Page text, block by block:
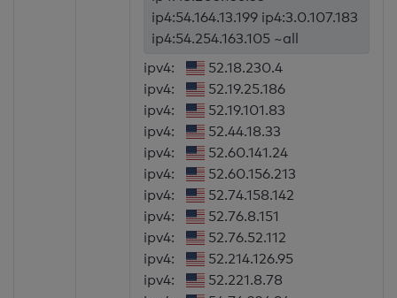
ip4:54.164.13.199 ip4:3.0.107.183
ip4:54.254.163.105 ~all
ipv4:
52.18.230.4
ipv4:
52.19.25.186
ipv4:
52.19.101.83
ipv4:
52.44.18.33
ipv4:
52.60.141.24
ipv4:
52.60.156.213
ipv4:
52.74.158.142
ipv4:
52.76.8.151
ipv4:
52.76.52.112
ipv4:
52.214.126.95
ipv4:
52.221.8.78